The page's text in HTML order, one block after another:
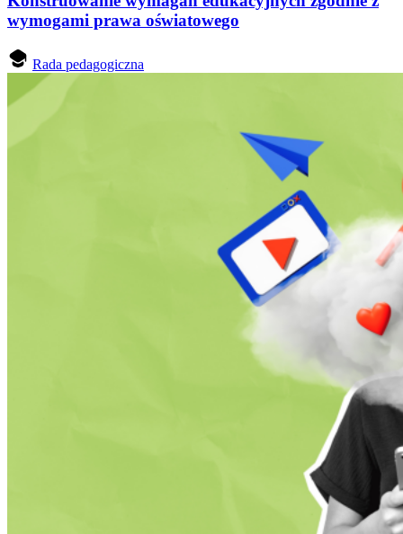
wymogami prawa oświatowego
Rada pedagogiczna